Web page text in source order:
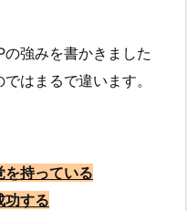
の強みを書かきました
はまるで違います。
持っている
功する